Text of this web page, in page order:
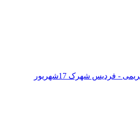
فردیس شهرک 17شهریور